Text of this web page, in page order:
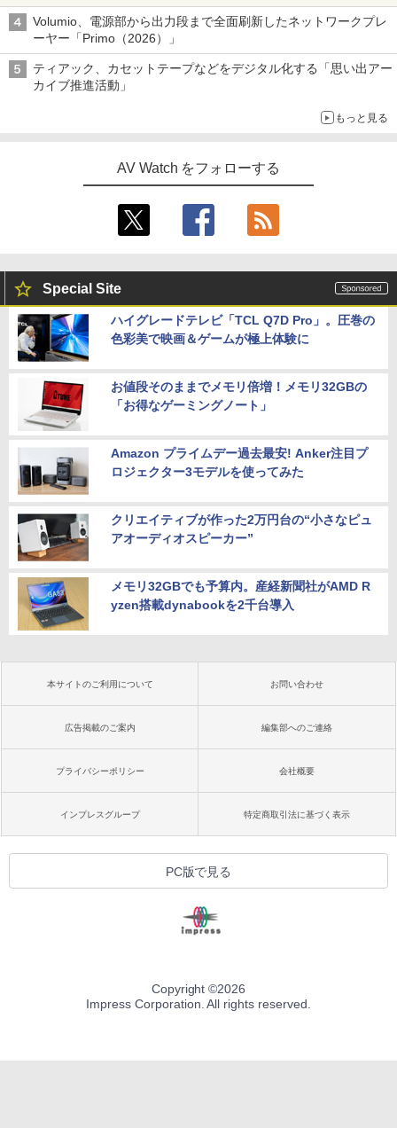
Volumio、電源部から出力段まで全面刷新したネットワークプレ
ーヤー「Primo（2026）」
ティアック、カセットテープなどをデジタル化する「思い出アー
カイブ推進活動」
もっと見る
AV Watch をフォローする
Special Site
ハイグレードテレビ「TCL Q7D Pro」。圧巻の
色彩美で映画＆ゲームが極上体験に
お値段そのままでメモリ倍増！メモリ32GBの
「お得なゲーミングノート」
Amazon プライムデー過去最安! Anker注目プ
ロジェクター3モデルを使ってみた
クリエイティブが作った2万円台の“小さなピュ
アオーディオスピーカー”
メモリ32GBでも予算内。産経新聞社がAMD R
yzen搭載dynabookを2千台導入
本サイトのご利用について お問い合わせ
広告掲載のご案内 編集部へのご連絡
プライバシーポリシー 会社概要
インプレスグループ 特定商取引法に基づく表示
PC版で見る
Copyright ©2026
Impress Corporation. All rights reserved.